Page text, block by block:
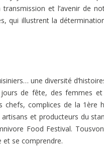
et l’avenir de
qui illustrent la
une diversité
de fête, des femmes
complices de la 1ère
et producteurs du
Food Festival.
et se comprendre.